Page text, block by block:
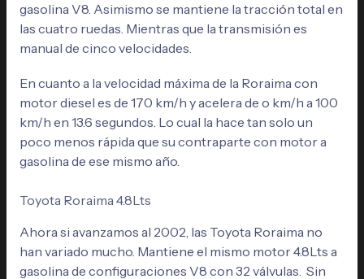
gasolina V8. Asimismo se mantiene la tracción total en
las cuatro ruedas. Mientras que la transmisión es
manual de cinco velocidades.
En cuanto a la velocidad máxima de la Roraima con
motor diesel es de 170 km/h y acelera de o km/h a 100
km/h en 13.6 segundos. Lo cual la hace tan solo un
poco menos rápida que su contraparte con motor a
gasolina de ese mismo año.
Toyota Roraima 4.8Lts
Ahora si avanzamos al 2002, las Toyota Roraima no
han variado mucho. Mantiene el mismo motor 4.8Lts a
gasolina de configuraciones V8 con 32 válvulas. Sin